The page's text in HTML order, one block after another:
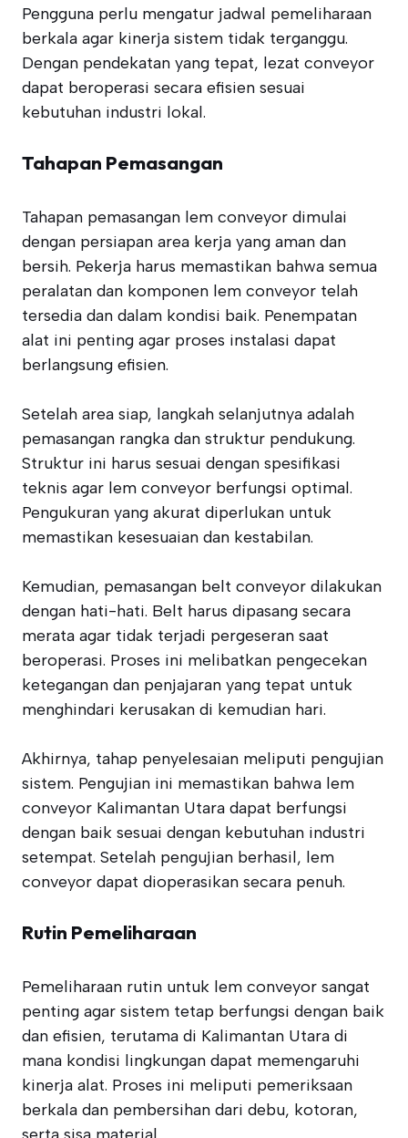
Pengguna perlu mengatur jadwal pemeliharaan
berkala agar kinerja sistem tidak terganggu.
Dengan pendekatan yang tepat, lezat conveyor
dapat beroperasi secara efisien sesuai
kebutuhan industri lokal.
Tahapan Pemasangan
Tahapan pemasangan lem conveyor dimulai
dengan persiapan area kerja yang aman dan
bersih. Pekerja harus memastikan bahwa semua
peralatan dan komponen lem conveyor telah
tersedia dan dalam kondisi baik. Penempatan
alat ini penting agar proses instalasi dapat
berlangsung efisien.
Setelah area siap, langkah selanjutnya adalah
pemasangan rangka dan struktur pendukung.
Struktur ini harus sesuai dengan spesifikasi
teknis agar lem conveyor berfungsi optimal.
Pengukuran yang akurat diperlukan untuk
memastikan kesesuaian dan kestabilan.
Kemudian, pemasangan belt conveyor dilakukan
dengan hati-hati. Belt harus dipasang secara
merata agar tidak terjadi pergeseran saat
beroperasi. Proses ini melibatkan pengecekan
ketegangan dan penjajaran yang tepat untuk
menghindari kerusakan di kemudian hari.
Akhirnya, tahap penyelesaian meliputi pengujian
sistem. Pengujian ini memastikan bahwa lem
conveyor Kalimantan Utara dapat berfungsi
dengan baik sesuai dengan kebutuhan industri
setempat. Setelah pengujian berhasil, lem
conveyor dapat dioperasikan secara penuh.
Rutin Pemeliharaan
Pemeliharaan rutin untuk lem conveyor sangat
penting agar sistem tetap berfungsi dengan baik
dan efisien, terutama di Kalimantan Utara di
mana kondisi lingkungan dapat memengaruhi
kinerja alat. Proses ini meliputi pemeriksaan
berkala dan pembersihan dari debu, kotoran,